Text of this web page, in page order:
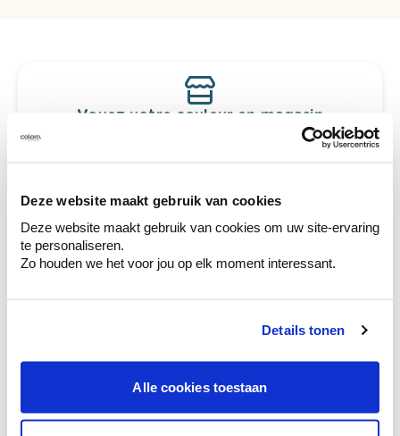
Deze website maakt gebruik van cookies
Deze website maakt gebruik van cookies om uw site-ervaring
te personaliseren.
Zo houden we het voor jou op elk moment interessant.
Details tonen
Alle cookies toestaan
Voyez votre couleur en magasin
Découvrez des échantillons de votre
votre couleur.
Obtenez des conseils personnalisés sur la
combinaison de couleurs.
Conseil couleur à domicile
en couleur.